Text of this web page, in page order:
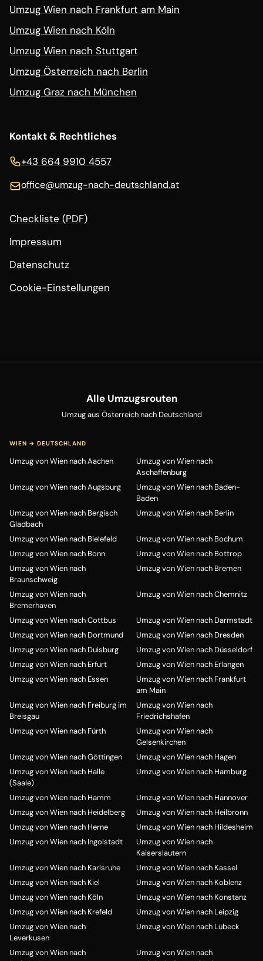
Umzug Wien nach Frankfurt am Main
Umzug Wien nach Köln
Umzug Wien nach Stuttgart
Umzug Österreich nach Berlin
Umzug Graz nach München
Kontakt & Rechtliches
+43 664 9910 4557
office@umzug-nach-deutschland.at
Checkliste (PDF)
Impressum
Datenschutz
Cookie-Einstellungen
Alle Umzugsrouten
Umzug aus Österreich nach Deutschland
WIEN → DEUTSCHLAND
Umzug von Wien nach Aachen
Umzug von Wien nach
Aschaffenburg
Umzug von Wien nach Augsburg
Umzug von Wien nach Baden-
Baden
Umzug von Wien nach Bergisch
Gladbach
Umzug von Wien nach Berlin
Umzug von Wien nach Bielefeld
Umzug von Wien nach Bochum
Umzug von Wien nach Bonn
Umzug von Wien nach Bottrop
Umzug von Wien nach
Braunschweig
Umzug von Wien nach Bremen
Umzug von Wien nach
Bremerhaven
Umzug von Wien nach Chemnitz
Umzug von Wien nach Cottbus
Umzug von Wien nach Darmstadt
Umzug von Wien nach Dortmund
Umzug von Wien nach Dresden
Umzug von Wien nach Duisburg
Umzug von Wien nach Düsseldorf
Umzug von Wien nach Erfurt
Umzug von Wien nach Erlangen
Umzug von Wien nach Essen
Umzug von Wien nach Frankfurt
am Main
Umzug von Wien nach Freiburg im
Breisgau
Umzug von Wien nach
Friedrichshafen
Umzug von Wien nach Fürth
Umzug von Wien nach
Gelsenkirchen
Umzug von Wien nach Göttingen
Umzug von Wien nach Hagen
Umzug von Wien nach Halle
(Saale)
Umzug von Wien nach Hamburg
Umzug von Wien nach Hamm
Umzug von Wien nach Hannover
Umzug von Wien nach Heidelberg
Umzug von Wien nach Heilbronn
Umzug von Wien nach Herne
Umzug von Wien nach Hildesheim
Umzug von Wien nach Ingolstadt
Umzug von Wien nach
Kaiserslautern
Umzug von Wien nach Karlsruhe
Umzug von Wien nach Kassel
Umzug von Wien nach Kiel
Umzug von Wien nach Koblenz
Umzug von Wien nach Köln
Umzug von Wien nach Konstanz
Umzug von Wien nach Krefeld
Umzug von Wien nach Leipzig
Umzug von Wien nach
Leverkusen
Umzug von Wien nach Lübeck
Umzug von Wien nach
Umzug von Wien nach